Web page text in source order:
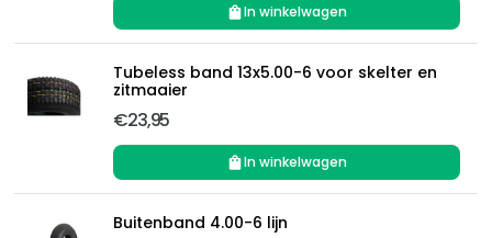
In winkelwagen
Tubeless band 13x5.00-6 voor skelter en
zitmaaier
€23,95
In winkelwagen
Buitenband 4.00-6 lijn